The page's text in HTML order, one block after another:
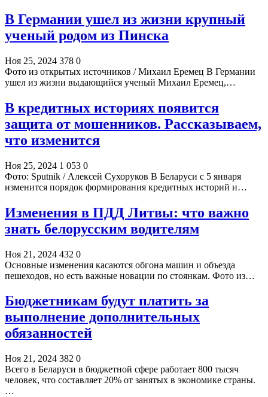
В Германии ушел из жизни крупный
ученый родом из Пинска
Ноя 25, 2024 378 0
Фото из открытых источников / Михаил Еремец В Германии
ушел из жизни выдающийся ученый Михаил Еремец,…
В кредитных историях появится
защита от мошенников. Рассказываем,
что изменится
Ноя 25, 2024 1 053 0
Фото: Sputnik / Алексей Сухоруков В Беларуси с 5 января
изменится порядок формирования кредитных историй и…
Изменения в ПДД Литвы: что важно
знать белорусским водителям
Ноя 21, 2024 432 0
Основные изменения касаются обгона машин и объезда
пешеходов, но есть важные новации по стоянкам. Фото из…
Бюджетникам будут платить за
выполнение дополнительных
обязанностей
Ноя 21, 2024 382 0
Всего в Беларуси в бюджетной сфере работает 800 тысяч
человек, что составляет 20% от занятых в экономике страны.
…